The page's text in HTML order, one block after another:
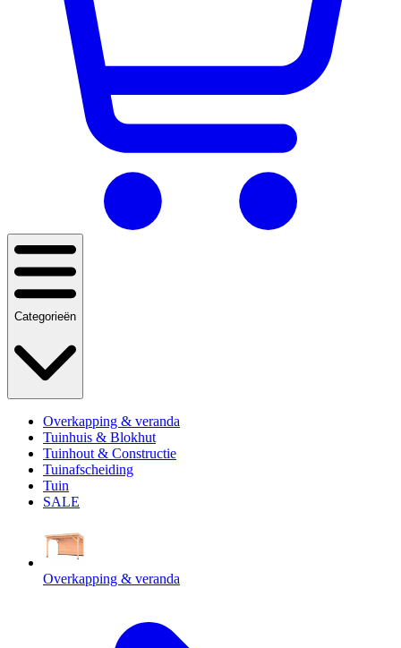
Categorieën
Overkapping & veranda
Tuinhuis & Blokhut
Tuinhout & Constructie
Tuinafscheiding
Tuin
SALE
Overkapping & veranda